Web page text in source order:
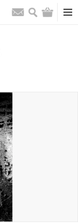
お問い合わせ
検索 バッグ